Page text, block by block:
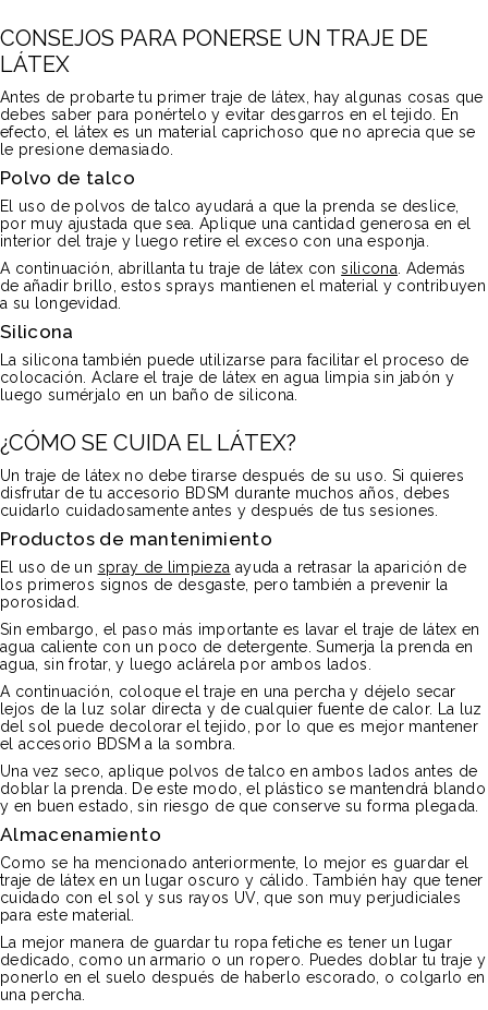
CONSEJOS PARA PONERSE UN TRAJE DE
LÁTEX
Antes de probarte tu primer traje de látex, hay algunas cosas que
debes saber para ponértelo y evitar desgarros en el tejido. En
efecto, el látex es un material caprichoso que no aprecia que se
le presione demasiado.
Polvo de talco
El uso de polvos de talco ayudará a que la prenda se deslice,
por muy ajustada que sea. Aplique una cantidad generosa en el
interior del traje y luego retire el exceso con una esponja.
A continuación, abrillanta tu traje de látex consilicona. Además
de añadir brillo, estos sprays mantienen el material y contribuyen
a su longevidad.
Silicona
La silicona también puede utilizarse para facilitar el proceso de
colocación. Aclare el traje de látex en agua limpia sin jabón y
luego sumérjalo en un baño de silicona.
¿CÓMO SE CUIDA EL LÁTEX?
Un traje de látex no debe tirarse después de su uso. Si quieres
disfrutar de tu accesorio BDSM durante muchos años, debes
cuidarlo cuidadosamente antes y después de tus sesiones.
Productos de mantenimiento
El uso de un spray de limpieza ayuda a retrasar la aparición de
los primeros signos de desgaste, pero también a prevenir la
porosidad.
Sin embargo, el paso más importante es lavar el traje de látex en
agua caliente con un poco de detergente. Sumerja la prenda en
agua, sin frotar, y luego aclárela por ambos lados.
A continuación, coloque el traje en una percha y déjelo secar
lejos de la luz solar directa y de cualquier fuente de calor. La luz
del sol puede decolorar el tejido, por lo que es mejor mantener
el accesorio BDSM a la sombra.
Una vez seco, aplique polvos de talco en ambos lados antes de
doblar la prenda. De este modo, el plástico se mantendrá blando
y en buen estado, sin riesgo de que conserve su forma plegada.
Almacenamiento
Como se ha mencionado anteriormente, lo mejor es guardar el
traje de látex en un lugar oscuro y cálido. También hay que tener
cuidado con el sol y sus rayos UV, que son muy perjudiciales
para este material.
La mejor manera de guardar tu ropa fetiche es tener un lugar
dedicado, como un armario o un ropero. Puedes doblar tu traje y
ponerlo en el suelo después de haberlo escorado, o colgarlo en
una percha.